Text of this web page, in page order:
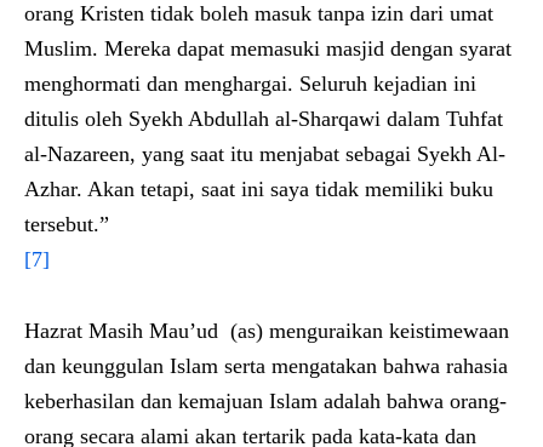
orang Kristen tidak boleh masuk tanpa izin dari umat
Muslim. Mereka dapat memasuki masjid dengan syarat
menghormati dan menghargai. Seluruh kejadian ini
ditulis oleh Syekh Abdullah al-Sharqawi dalam Tuhfat
al-Nazareen, yang saat itu menjabat sebagai Syekh Al-
Azhar. Akan tetapi, saat ini saya tidak memiliki buku
tersebut.”
[7]
Hazrat Masih Mau’ud (as) menguraikan keistimewaan
dan keunggulan Islam serta mengatakan bahwa rahasia
keberhasilan dan kemajuan Islam adalah bahwa orang-
orang secara alami akan tertarik pada kata-kata dan